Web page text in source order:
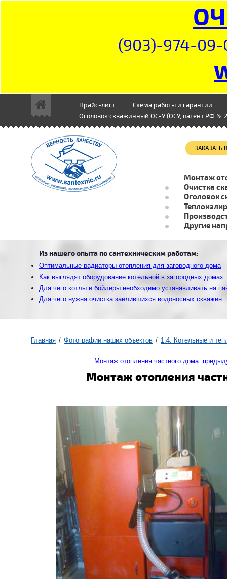
(903)-974-09-
Главная Фотографии наших объектов 1.4. Котельные и
Монтаж отопления частного дома:
Монтаж отопления
Прайс-лист
Схема работы и гарантии
Оголовок скважинный ОС-У (ОСУ, патент РФ №
Монтаж
Очистка
Оголовок
Другие
Из нашего опыта по сантехническим работам:
Оптимальные радиаторы отопления для загородного дома
Как выглядят оборудование котельной в загородных домах
Для чего котлы и бойлеры необходимо устанавливать на
Для чего нужна очистка заилившихся водоносных скважин